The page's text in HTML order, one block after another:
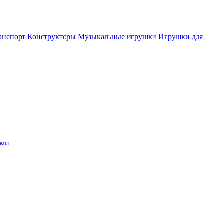
Конструкторы Музыкальные игрушки Игрушки для